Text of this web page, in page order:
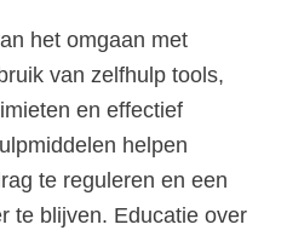
het omgaan met
van zelfhulp tools,
en effectief
helpen
te reguleren en een
te blijven. Educatie over